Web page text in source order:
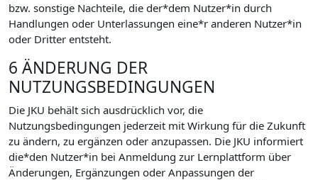
bzw. sonstige Nachteile, die der*dem Nutzer*in durch
Handlungen oder Unterlassungen eine*r anderen Nutzer*in
oder Dritter entsteht.
6 ÄNDERUNG DER
NUTZUNGSBEDINGUNGEN
Die JKU behält sich ausdrücklich vor, die
Nutzungsbedingungen jederzeit mit Wirkung für die Zukunft
zu ändern, zu ergänzen oder anzupassen. Die JKU informiert
die*den Nutzer*in bei Anmeldung zur Lernplattform über
Änderungen, Ergänzungen oder Anpassungen der